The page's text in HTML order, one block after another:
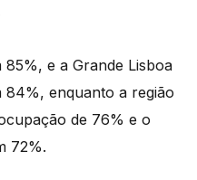
e a Grande Lisboa
84%, enquanto a região
de 76% e o
72%.